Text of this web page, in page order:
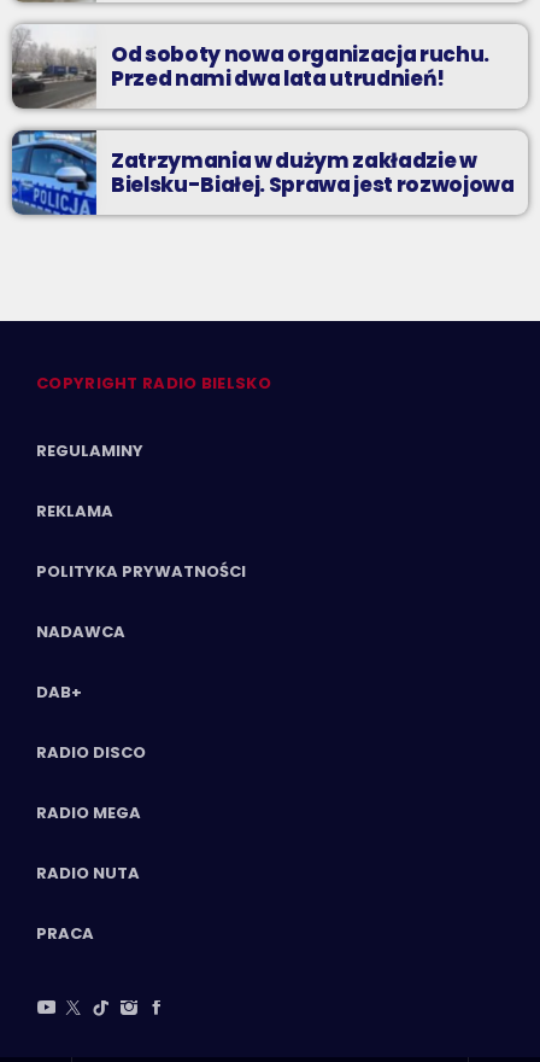
Od soboty nowa organizacja ruchu.
Przed nami dwa lata utrudnień!
Zatrzymania w dużym zakładzie w
Bielsku-Białej. Sprawa jest rozwojowa
COPYRIGHT RADIO BIELSKO
REGULAMINY
REKLAMA
POLITYKA PRYWATNOŚCI
NADAWCA
DAB+
RADIO DISCO
RADIO MEGA
RADIO NUTA
PRACA